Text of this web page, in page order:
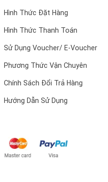
Hình Thức Đặt Hàng
Hình Thức Thanh Toán
Sử Dụng Voucher/ E-Voucher
Phương Thức Vận Chuyên
Chính Sách Đổi Trả Hàng
Hướng Dẫn Sử Dụng